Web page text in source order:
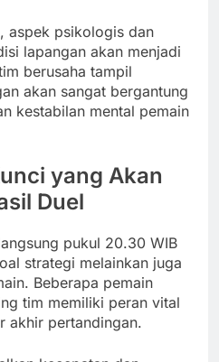
aspek psikologis dan
lapangan akan menjadi
berusaha tampil
akan sangat bergantung
kestabilan mental pemain
yang Akan
Duel
pukul 20.30 WIB
strategi melainkan juga
Beberapa pemain
tim memiliki peran vital
akhir pertandingan.